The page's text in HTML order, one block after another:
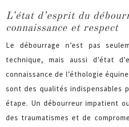
L’état d’esprit du
connaissance et respect
Le débourrage n’est pas
technique, mais aussi d’état
connaissance de l’éthologie
sont des qualités indispensables
étape. Un débourreur impatient
des traumatismes et de